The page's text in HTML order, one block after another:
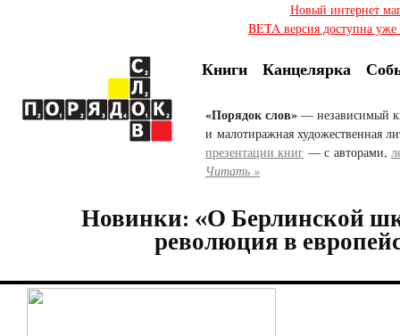
Новый интернет
BETA версия доступна
Книги Канцелярка
«Порядок слов» — независимый
и малотиражная художественная
презентации книг — с авторами,
Читать »
Новинки: «О Берлинской
революция в